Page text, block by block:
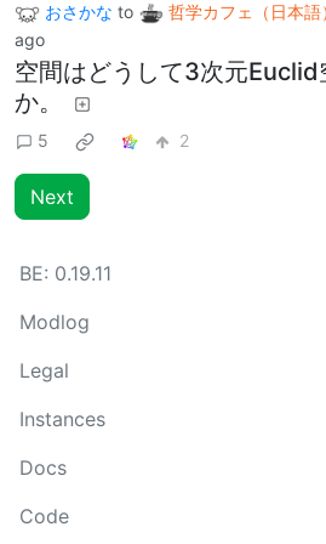
おさかな to 哲学カフェ（日本語
ago
空間はどうして3次元Euclid
か。
5 2
Next
BE: 0.19.11
Modlog
Legal
Instances
Docs
Code